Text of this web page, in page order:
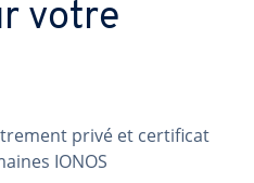
votre
privé et certificat
IONOS